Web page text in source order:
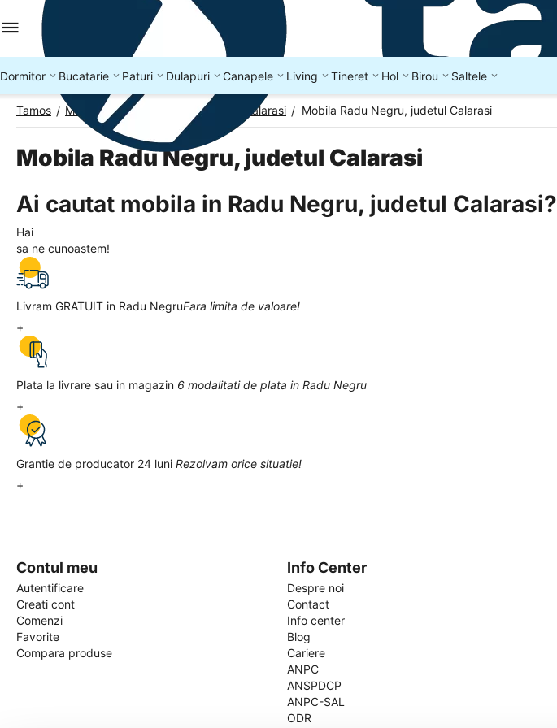
Dormitor Bucatarie Paturi Dulapuri Canapele Living Tineret Hol Birou Saltele
Tamos / Mobila Romania Mobila Judetul Calarasi / Mobila Radu Negru, judetul Calarasi
Mobila Radu Negru, judetul Calarasi
Ai cautat mobila in Radu Negru, judetul Calarasi?
Hai
sa ne cunoastem!
Livram GRATUIT in Radu NegruFara limita de valoare!
+
Plata la livrare sau in magazin 6 modalitati de plata in Radu Negru
+
Grantie de producator 24 luni Rezolvam orice situatie!
+
Contul meu
Autentificare
Creati cont
Comenzi
Favorite
Compara produse
Info Center
Despre noi
Contact
Info center
Blog
Cariere
ANPC
ANSPDCP
ANPC-SAL
ODR